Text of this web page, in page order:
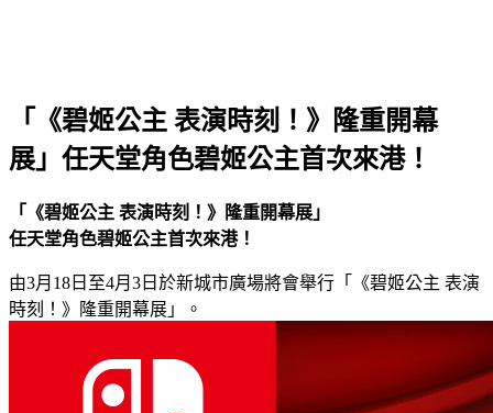
「《碧姬公主 表演時刻！》隆重開幕
展」任天堂角色碧姬公主首次來港！
「《碧姬公主 表演時刻！》隆重開幕展」
任天堂角色碧姬公主首次來港！
由3月18日至4月3日於新城市廣場將會舉行「《碧姬公主 表演
時刻！》隆重開幕展」。